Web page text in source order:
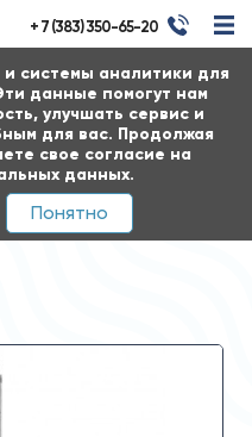
системы аналитики для
данные помогут нам
улучшать сервис и
для вас. Продолжая
свое согласие на
данных.
Понятно
+ 7 (383) 350-65-20